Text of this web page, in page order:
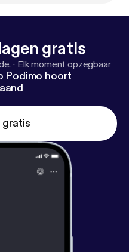
gratis
· Elk moment opzegbaar
Podimo hoort
gratis